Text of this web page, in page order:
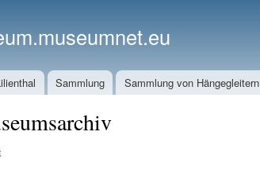
Sammlung Sammlung von Hängegleitern